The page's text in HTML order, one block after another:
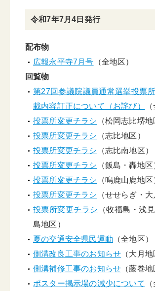
令和7年7月4日発行
配布物
広報永平寺7月号 （全地区）
回覧物
第27回参議院議員通常選挙投票
載内容訂正について（お詫び）
投票所変更チラシ （松岡志比堺地
投票所変更チラシ （志比地区）
投票所変更チラシ （志比南地区）
投票所変更チラシ （飯島・轟地区
投票所変更チラシ （鳴鹿山鹿地区
投票所変更チラシ （せせらぎ・大
投票所変更チラシ
（牧福島・浅
島地区）
夏の交通安全県民運動 （全地区）
側溝改良工事のお知らせ （大月地
側溝補修工事のお知らせ （藤巻地
ポスター掲示場の減少について